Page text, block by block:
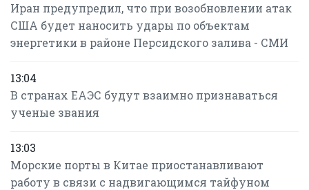
Иран предупредил, что при возобновлении атак
США будет наносить удары по объектам
энергетики в районе Персидского залива - СМИ
13:04
В странах ЕАЭС будут взаимно признаваться
ученые звания
13:03
Морские порты в Китае приостанавливают
работу в связи с надвигающимся тайфуном